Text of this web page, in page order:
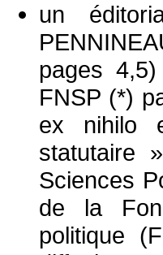
un
pages
FNSP (*)
ex nihilo
statutaire
Sciences
de la
politique